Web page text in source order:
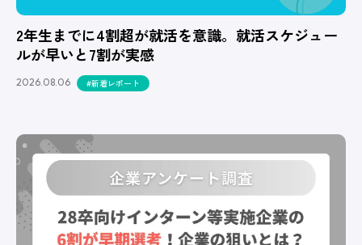
2年生までに4割超が就活を意識。就活スケジュー
ルが早いと7割が実感
2026.08.06 #新着レポート